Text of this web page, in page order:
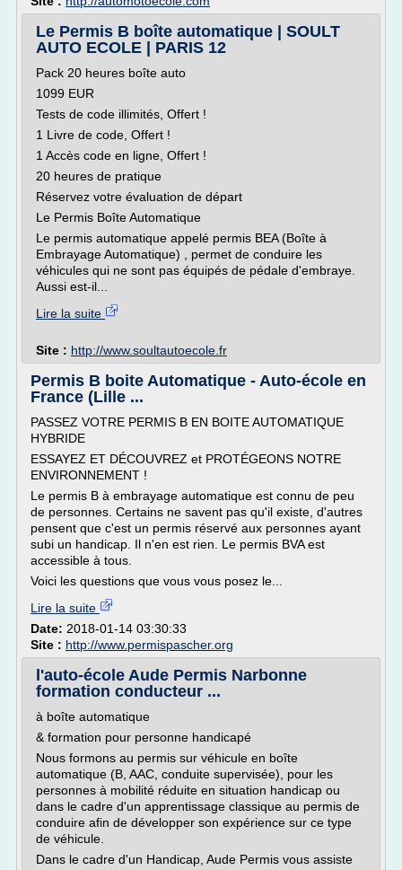
Le Permis B boîte automatique | SOULT
AUTO ECOLE | PARIS 12
Pack 20 heures boîte auto
1099 EUR
Tests de code illimités, Offert !
1 Livre de code, Offert !
1 Accès code en ligne, Offert !
20 heures de pratique
Réservez votre évaluation de départ
Le Permis Boîte Automatique
Le permis automatique appelé permis BEA (Boîte à
Embrayage Automatique) , permet de conduire les
véhicules qui ne sont pas équipés de pédale d'embraye.
Aussi est-il...
Lire la suite
Site : http://www.soultautoecole.fr
Permis B boite Automatique - Auto-école en
France (Lille ...
PASSEZ VOTRE PERMIS B EN BOITE AUTOMATIQUE
HYBRIDE
ESSAYEZ ET DÉCOUVREZ et PROTÉGEONS NOTRE
ENVIRONNEMENT !
Le permis B à embrayage automatique est connu de peu
de personnes. Certains ne savent pas qu'il existe, d'autres
pensent que c'est un permis réservé aux personnes ayant
subi un handicap. Il n'en est rien. Le permis BVA est
accessible à tous.
Voici les questions que vous vous posez le...
Lire la suite
Date: 2018-01-14 03:30:33
Site : http://www.permispascher.org
l'auto-école Aude Permis Narbonne
formation conducteur ...
à boîte automatique
& formation pour personne handicapé
Nous formons au permis sur véhicule en boîte
automatique (B, AAC, conduite supervisée), pour les
personnes à mobilité réduite en situation handicap ou
dans le cadre d'un apprentissage classique au permis de
conduire afin de développer son expérience sur ce type
de véhicule.
Dans le cadre d'un Handicap, Aude Permis vous assiste